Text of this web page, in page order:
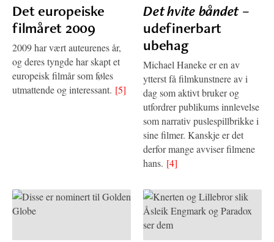
Det europeiske
filmåret 2009
2009 har vært auteurenes år,
og deres tyngde har skapt et
europeisk filmår som føles
utmattende og interessant. [5]
Det hvite båndet–
udefinerbart
ubehag
Michael Haneke er en av
ytterst få filmkunstnere av i
dag som aktivt bruker og
utfordrer publikums innlevelse
som narrativ puslespillbrikke i
sine filmer. Kanskje er det
derfor mange avviser filmene
hans. [4]